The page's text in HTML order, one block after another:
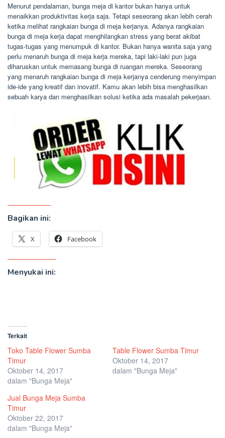
Menurut pendalaman, bunga meja di kantor bukan hanya untuk
menaikkan produktivitas kerja saja. Tetapi seseorang akan lebih cerah
ketika melihat rangkaian bunga di meja kerjanya. Adanya rangkaian
bunga di meja kerja dapat menghilangkan stress yang berat akibat
tugas-tugas yang menumpuk di kantor. Bukan hanya wanita saja yang
perlu menaruh bunga di meja kerja mereka, tapi laki-laki pun juga
diharuskan untuk memasang bunga di ruangan mereka. Seseorang
yang menaruh rangkaian bunga di meja kerjanya cenderung menyimpan
ide-ide yang kreatif dan inovatif. Kamu akan lebih bisa menghasilkan
sebuah karya dan menghasilkan solusi ketika ada masalah pekerjaan.
Bagikan ini:
X Facebook
Menyukai ini:
Terkait
Toko Table Flower Sumba
Timur
Oktober 14, 2017
dalam "Bunga Meja"
Table Flower Sumba Timur
Oktober 14, 2017
dalam "Bunga Meja"
Jual Bunga Meja Sumba
Timur
Oktober 22, 2017
dalam "Bunga Meja"